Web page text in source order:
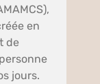
en
de
jours.